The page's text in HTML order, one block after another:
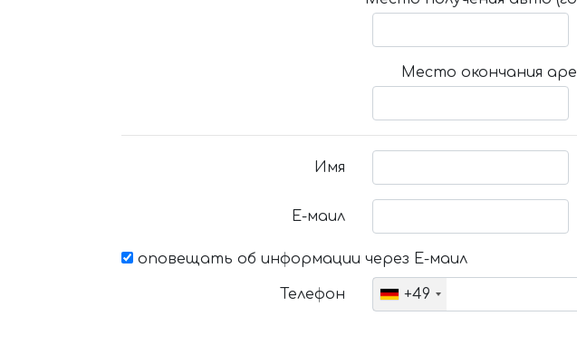
Место окончания
Имя
Е-маил
оповещать об информации через Е-маил
Телефон +49